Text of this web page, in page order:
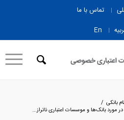
تماس با ما
En
بانکی /
بانک‌ها و موسسات اعتباری ناتراز...